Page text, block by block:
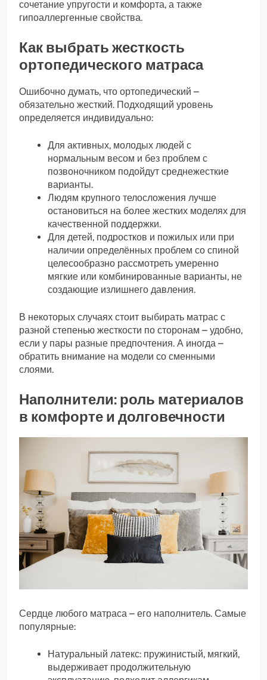
сочетание упругости и комфорта, а также
гипоаллергенные свойства.
Как выбрать жесткость
ортопедического матраса
Ошибочно думать, что ортопедический –
обязательно жесткий. Подходящий уровень
определяется индивидуально:
Для активных, молодых людей с
нормальным весом и без проблем с
позвоночником подойдут среднежесткие
варианты.
Людям крупного телосложения лучше
остановиться на более жестких моделях для
качественной поддержки.
Для детей, подростков и пожилых или при
наличии определённых проблем со спиной
целесообразно рассмотреть умеренно
мягкие или комбинированные варианты, не
создающие излишнего давления.
В некоторых случаях стоит выбирать матрас с
разной степенью жесткости по сторонам – удобно,
если у пары разные предпочтения. А иногда –
обратить внимание на модели со сменными
слоями.
Наполнители: роль материалов
в комфорте и долговечности
Сердце любого матраса – его наполнитель. Самые
популярные:
Натуральный латекс: пружинистый, мягкий,
выдерживает продолжительную